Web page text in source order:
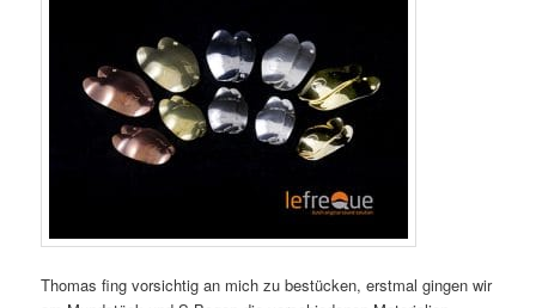
Thomas fing vorsichtig an mich zu bestücken, erstmal gingen wir